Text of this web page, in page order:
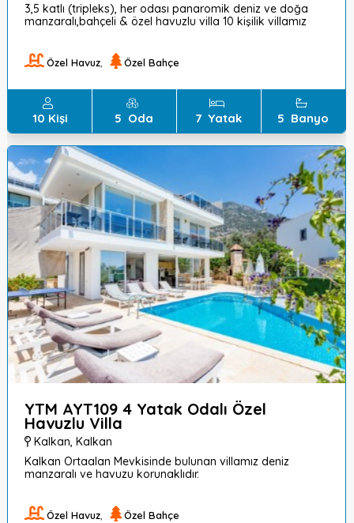
3,5 katlı (tripleks), her odası panaromik deniz ve doğa
manzaralı,bahçeli & özel havuzlu villa 10 kişilik villamız
Özel Havuz Özel Bahçe
10 Kişi 5 Oda 7 Yatak 5 Banyo
YTM AYT109 4 Yatak Odalı Özel
Havuzlu Villa
Kalkan, Kalkan
Kalkan Ortaalan Mevkisinde bulunan villamız deniz
manzaralı ve havuzu korunaklıdır.
Özel Havuz, Özel Bahçe